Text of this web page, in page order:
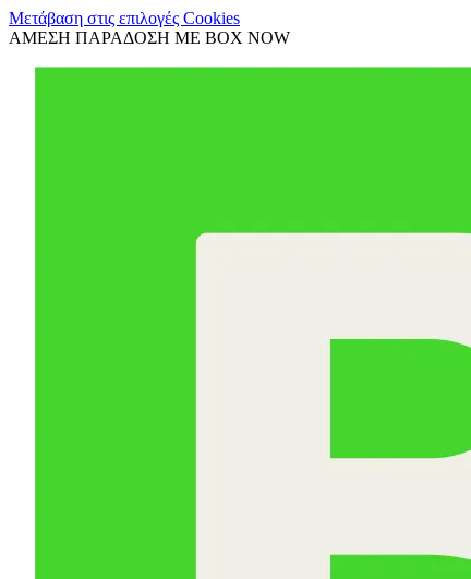
Μετάβαση στις επιλογές Cookies
ΑΜΕΣΗ ΠΑΡΑΔΟΣΗ ΜΕ BOX NOW